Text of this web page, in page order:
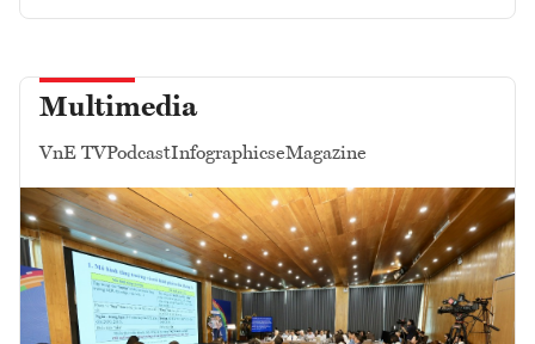
Multimedia
VnE TVPodcastInfographicseMagazine